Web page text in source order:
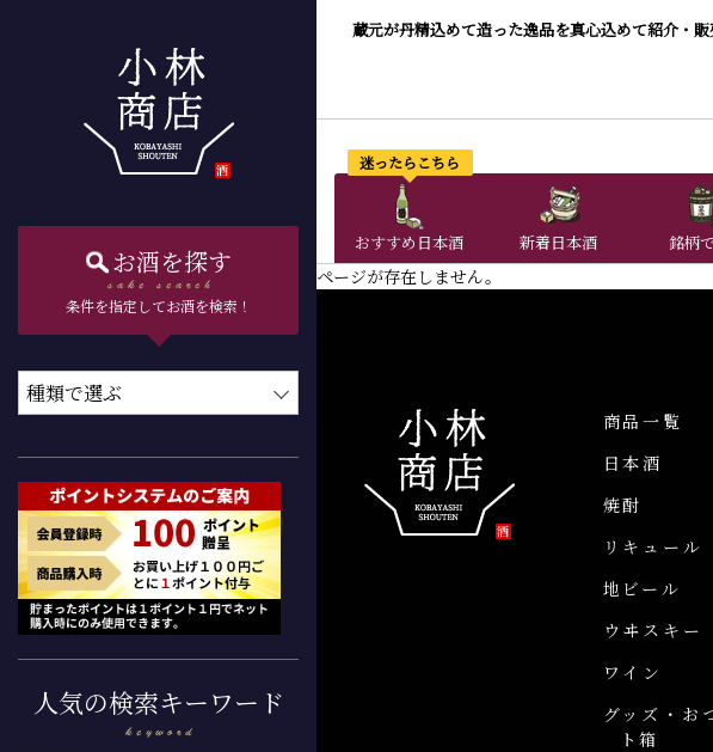
お酒を探す
条件を指定してお酒を検索！
人気の検索キーワード
蔵元が丹精込めて造った逸品を真心込めて紹介・販
おすすめ日本酒
迷ったらこちら
新着日本酒 銘柄
ページが存在しません。
商品一覧
日本酒
焼酎
リキュール
地ビール
ウヰスキー
ワイン
グッズ・お
ト箱